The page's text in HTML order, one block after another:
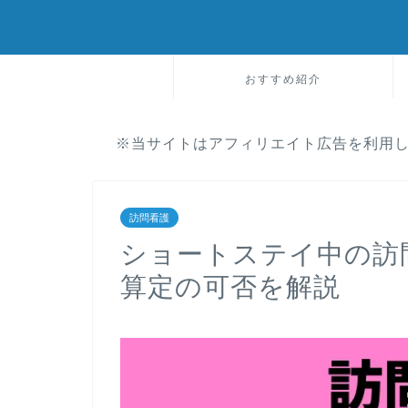
おすすめ紹介
※当サイトはアフィリエイト広告を利用
訪問看護
ショートステイ中の
算定の可否を解説